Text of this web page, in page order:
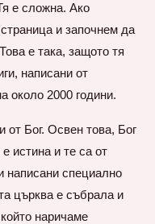
е сложна. Ако
и започнем да
е така, защото тя
написани от
около 2000 години.
от Бог. Освен това, Бог
истина и те са от
написани специално
църква е събрала и
наричаме